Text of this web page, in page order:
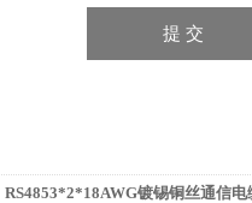
RS4853*2*18AWG镀锡铜丝通信电